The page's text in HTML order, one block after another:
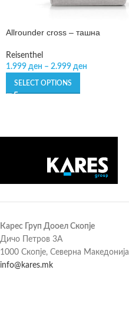
Allrounder cross – ташна
Reisenthel
1.999 ден – 2.999 ден
SELECT OPTIONS
Карес Груп Дооел Скопје
Дичо Петров 3А
1000 Скопје, Северна Македонија
info@kares.mk